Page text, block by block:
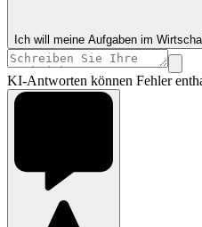
Ich will meine Aufgaben im
KI-Antworten können Fehler